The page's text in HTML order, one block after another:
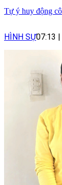
Tự ý huy động
HÌNH SỰ07:13